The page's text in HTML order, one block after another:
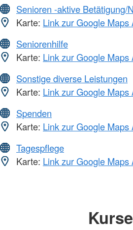
Senioren -aktive Betätigung/
Karte: Link zur Google Maps
Seniorenhilfe
Karte: Link zur Google Maps
Sonstige diverse Leistungen
Karte: Link zur Google Maps
Spenden
Karte: Link zur Google Maps
Tagespflege
Karte: Link zur Google Maps
Kurse